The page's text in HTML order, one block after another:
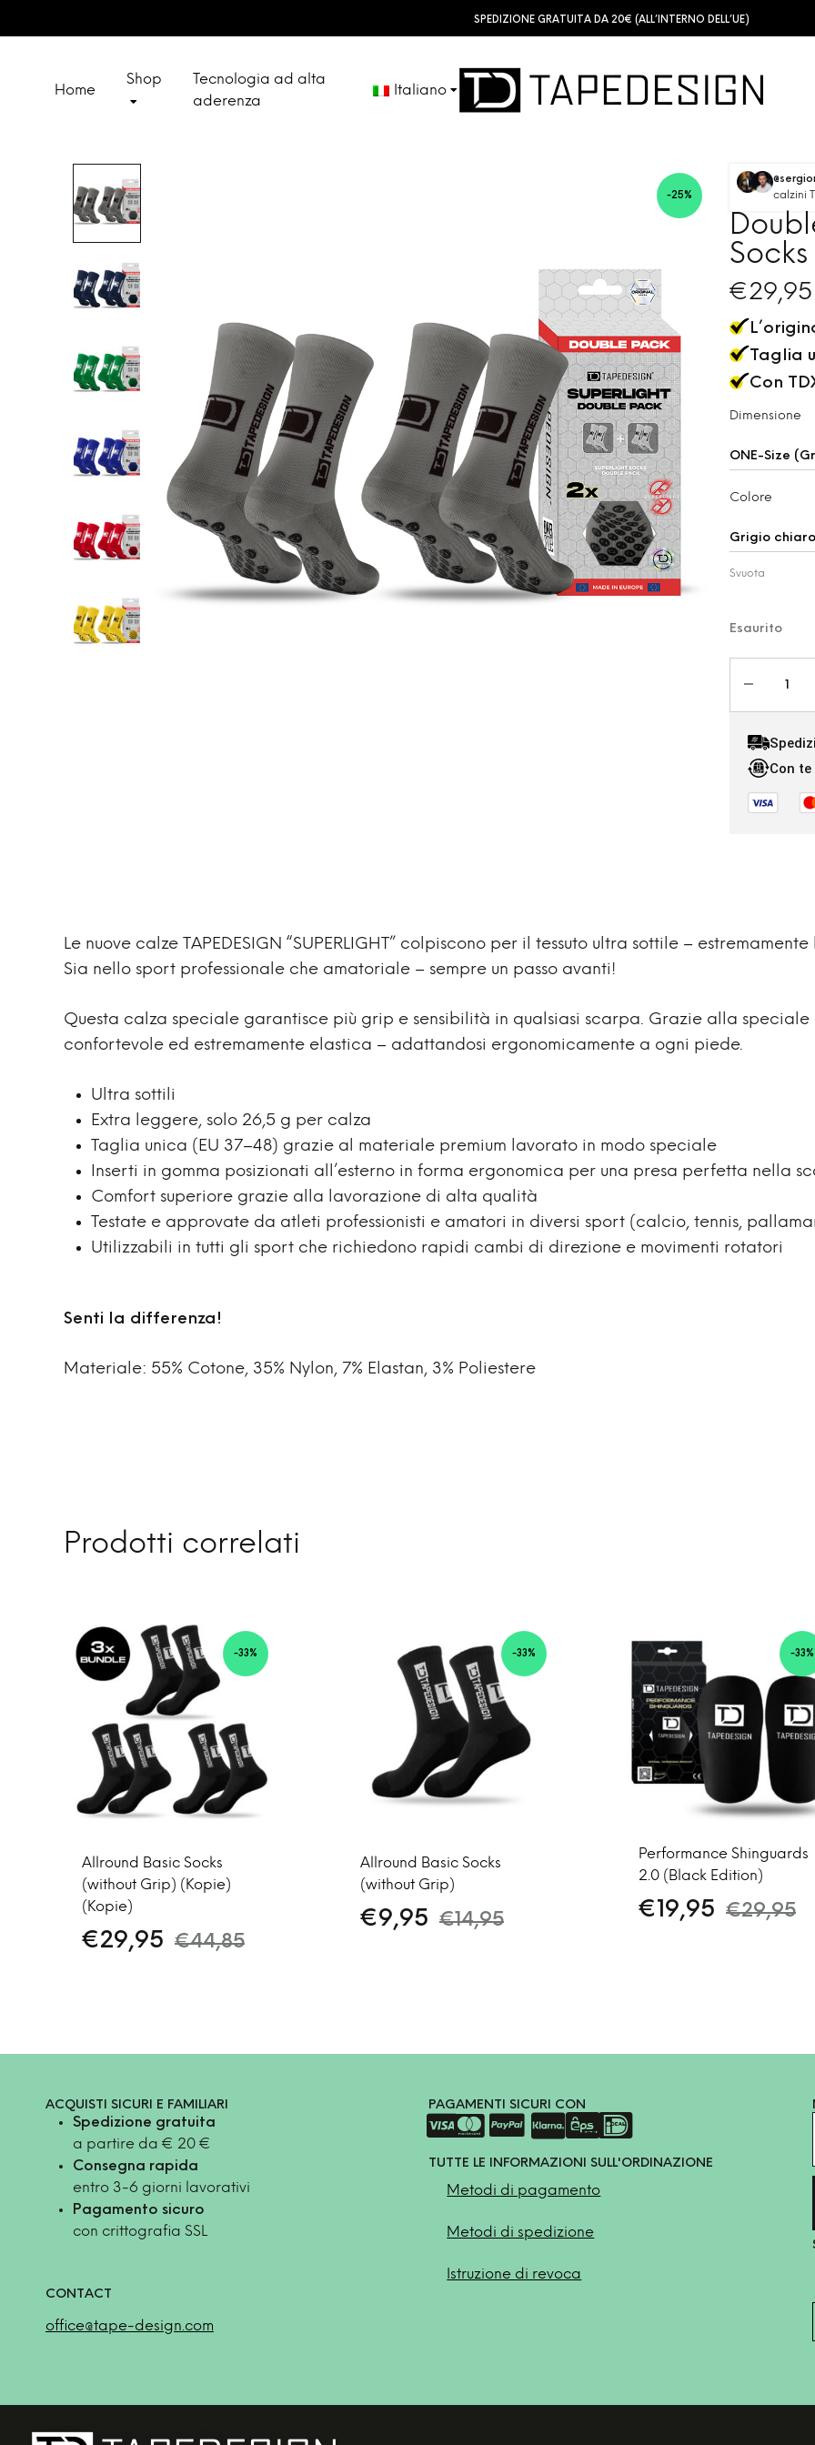
SPEDIZIONE GRATUITA DA 20€ (ALL’INTERNO DELL’UE)
Home
Shop
CALZINI
SPECIAL SETS KIDS
Tecnologia ad alta
aderenza
Italiano
-25%
calzini
€29,95
Taglia
Con
Dimensione
Colore
Svuota
Esaurito
Con
Le nuove calze TAPEDESIGN “SUPERLIGHT” colpiscono per il tessuto ultra sottile –
Sia nello sport professionale che amatoriale – sempre un passo avanti!
Questa calza speciale garantisce più grip e sensibilità in qualsiasi scarpa. Grazie alla
confortevole ed estremamente elastica – adattandosi ergonomicamente a ogni piede.
Ultra sottili
Extra leggere, solo 26,5 g per calza
Taglia unica (EU 37–48) grazie al materiale premium lavorato in modo speciale
Inserti in gomma posizionati all’esterno in forma ergonomica per una presa perfetta nella
Comfort superiore grazie alla lavorazione di alta qualità
Testate e approvate da atleti professionisti e amatori in diversi sport (calcio, tennis,
Utilizzabili in tutti gli sport che richiedono rapidi cambi di direzione e movimenti rotatori
Senti la differenza!
Materiale: 55% Cotone, 35% Nylon, 7% Elastan, 3% Poliestere
Prodotti correlati
-33%
Allround Basic Socks
(without Grip) (Kopie)
(Kopie)
€29,95 €44,85
-33%
Allround Basic Socks
(without Grip)
€9,95 €14,95
-33%
Performance Shinguards
2.0 (Black Edition)
€ 19,95 €29,95
ACQUISTI SICURI E FAMILIARI
Spedizione gratuita
a partire da € 20 €
Consegna rapida
entro 3-6 giorni lavorativi
Pagamento sicuro
con crittografia SSL
CONTACT
office@tape-design.com
PAGAMENTI SICURI CON
TUTTE LE INFORMAZIONI SULL'ORDINAZIONE
Metodi di pagamento
Metodi di spedizione
Istruzione di revoca